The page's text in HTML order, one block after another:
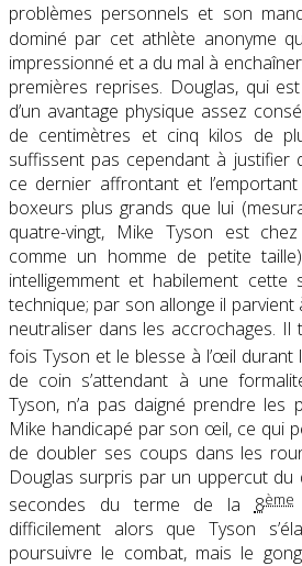
problèmes personnels et son
dominé par cet athlète anonyme
impressionné et a du mal à
premières reprises. Douglas, qui
d’un avantage physique assez
de centimètres et cinq kilos de
suffissent pas cependant à justifier
ce dernier affrontant et
boxeurs plus grands que lui
quatre-vingt, Mike Tyson est
comme un homme de petite
intelligemment et habilement cette
technique; par son allonge il
neutraliser dans les accrochages. Il
fois Tyson et le blesse à l’œil durant
de coin s’attendant à une
Tyson, n’a pas daigné prendre les
Mike handicapé par son œil, ce qui
de doubler ses coups dans les
Douglas surpris par un uppercut
secondes du terme de la8ème
difficilement alors que Tyson
poursuivre le combat, mais le